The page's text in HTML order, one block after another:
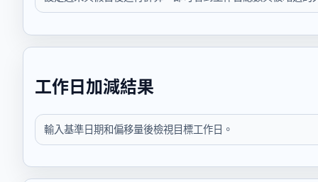
工作日加減結果
輸入基準日期和偏移量後檢視目標工作日。